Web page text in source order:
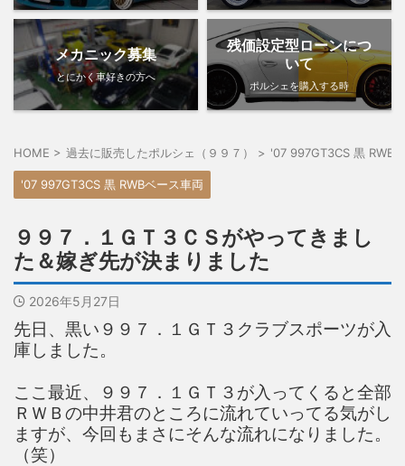
メカニック募集
とにかく車好きの方へ
残価設定型ローンにつ
いて
ポルシェを購入する時
HOME > 過去に販売したポルシェ（９９７） > '07 997GT3CS 黒 RWB
'07 997GT3CS 黒 RWBベース車両
９９７．１ＧＴ３ＣＳがやってきまし
た＆嫁ぎ先が決まりました
2026年5月27日
先日、黒い９９７．１ＧＴ３クラブスポーツが入
庫しました。
ここ最近、９９７．１ＧＴ３が入ってくると全部
ＲＷＢの中井君のところに流れていってる気がし
ますが、今回もまさにそんな流れになりました。
（笑）